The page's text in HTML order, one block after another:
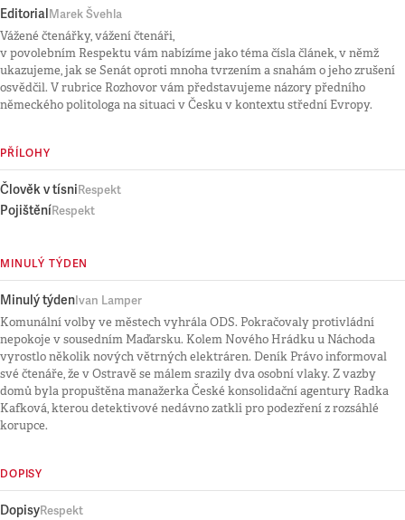
Editorial Marek Švehla
Vážené čtenářky, vážení čtenáři,
v povolebním Respektu vám nabízíme jako téma čísla článek, v němž
ukazujeme, jak se Senát oproti mnoha tvrzením a snahám o jeho zrušení
osvědčil. V rubrice Rozhovor vám představujeme názory předního
německého politologa na situaci v Česku v kontextu střední Evropy.
PŘÍLOHY
Člověk v tísniRespekt
PojištěníRespekt
MINULÝ TÝDEN
Minulý týden Ivan Lamper
Komunální volby ve městech vyhrála ODS. Pokračovaly protivládní
nepokoje v sousedním Maďarsku. Kolem Nového Hrádku u Náchoda
vyrostlo několik nových větrných elektráren. Deník Právo informoval
své čtenáře, že v Ostravě se málem srazily dva osobní vlaky. Z vazby
domů byla propuštěna manažerka České konsolidační agentury Radka
Kafková, kterou detektivové nedávno zatkli pro podezření z rozsáhlé
korupce.
DOPISY
DopisyRespekt